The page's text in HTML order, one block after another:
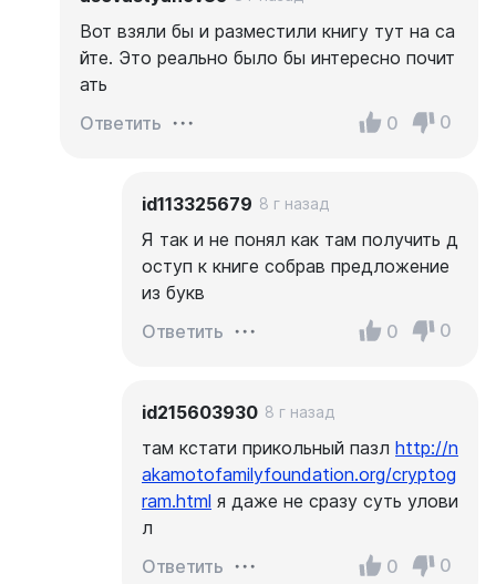
Вот взяли бы и разместили книгу тут на са
йте. Это реально было бы интересно почит
ать
Ответить
0 0
id113325679 8 г назад
Я так и не понял как там получить д
оступ к книге собрав предложение
из букв
Ответить
0 0
id215603930 8 г назад
там кстати прикольный пазл http://n
akamotofamilyfoundation.org/cryptog
ram.html я даже не сразу суть улови
л
Ответить
0 0